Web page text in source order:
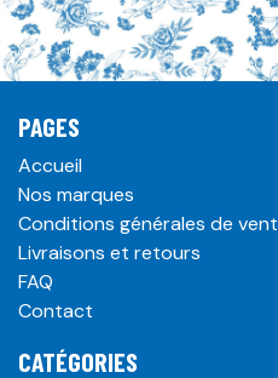
PAGES
Accueil
Nos marques
Conditions générales de
Livraisons et retours
FAQ
Contact
CATÉGORIES